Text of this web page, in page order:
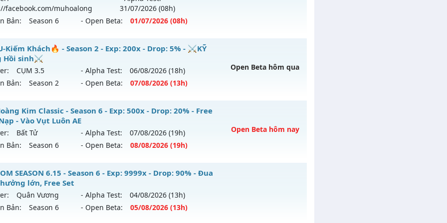
08/2626
- Drop: 99%
Mu Nguyên bản Webzen
XShield
facebook.com/muhoalong
31/07/2026 (08h)
Bản:
Season 6 - Open Beta: 01/07/2026 (08h)
LONG 15 - 🌍 Website: https://muhoalong.pro
ra tháng 07 2026 - Mở máy chủ https://facebook.com/muhoalong vào 08h
01/07/2626
Non Reset
Mu Nguyên bản Webzen
Xshiel
Kiếm Khách🔥 - Season 2 - Exp: 200x - Drop: 5% - ⚔️KỸ
Hồi sinh⚔️
CỤM 3.5 - Alpha Test: 06/08/2026 (18h)
Bản:
Season 2 - Open Beta: 07/08/2026 (13h)
Open Beta hôm qua
Kiếm Khách🔥 - ⚔️KỸ Năng Hồi sinh⚔️
mới ra tháng 08 2026 - Mở máy chủCỤM 3.5vào 13h ngày 07/08/2626
200x - Drop: 5%
loại: Mu Nguyên bản Webzen
Sharkguard
Kim Classic - Season 6 - Exp: 500x - Drop: 20% - Free
- Vào Vụt Luôn AE
Bất Tử - Alpha Test: 07/08/2026 (19h)
Bản:
Season 6 - Open Beta: 08/08/2026 (19h)
Open Beta hôm nay
Hoàng Kim Classic - Free Mốc Nạp - Vào Vụt Luôn AE
mới ra tháng 08 2026 - Mở máy chủBất Tử vào 19h ngày 08/08/2626
500x - Drop: 20%
SEASON 6.15 - Season 6 - Exp: 9999x - Drop: 90% - Đua
lớn, Free Set
Quân Vương - Alpha Test: 04/08/2026 (13h)
Bản:
Season 6 - Open Beta: 05/08/2026 (13h)